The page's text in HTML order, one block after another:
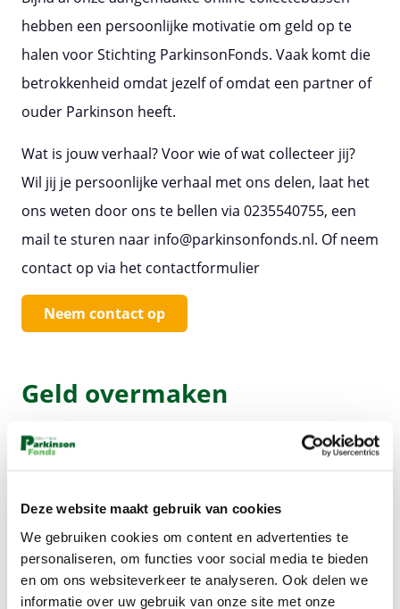
Deze website maakt gebruik van cookies
We gebruiken cookies om content en advertenties te
personaliseren, om functies voor social media te bieden
en om ons websiteverkeer te analyseren. Ook delen we
informatie over uw gebruik van onze site met onze
hebben een persoonlijke motivatie om geld op te
halen voor Stichting ParkinsonFonds. Vaak komt die
betrokkenheid omdat jezelf of omdat een partner of
ouder Parkinson heeft.
Wat is jouw verhaal? Voor wie of wat collecteer jij?
Wil jij je persoonlijke verhaal met ons delen, laat het
ons weten door ons te bellen via 0235540755, een
mail te sturen naar info@parkinsonfonds.nl. Of neem
contact op via het contactformulier
Neem contact op
Geld overmaken
natuurlijk overmaken op onze bankrekening NL10
Bij een betaling krijgen we geen contact- of
adresgegevens door. Terwijl we je wel graag willen
bedanken voor jouw bijdrage. Wil jij daarom je
contactgegevens in het opmerkingenveld van de